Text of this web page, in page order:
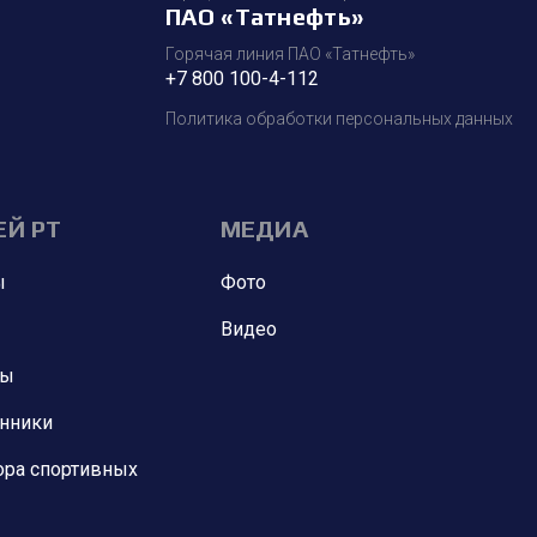
ПАО «Татнефть»
Горячая линия ПАО «Татнефть»
+7 800 100-4-112
Политика обработки персональных данных
РТ
спортивных
МЕДИА
Фото
Видео